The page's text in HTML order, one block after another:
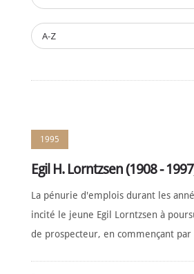
A-Z
1995
Egil H. Lorntzsen (1908 -
La pénurie d'emplois durant les
incité le jeune Egil Lorntzsen à
de prospecteur, en commençant par